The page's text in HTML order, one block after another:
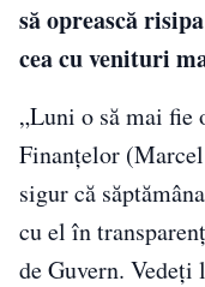
să oprească
cea cu venituri
„Luni o să mai
Finanţelor
sigur că
cu el în
de Guvern.